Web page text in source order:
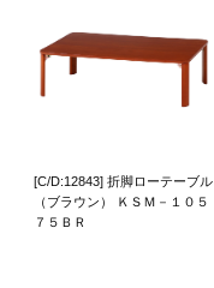
[C/D:12843] 折脚ローテーブル
（ブラウン） ＫＳＭ－１０５
７５ＢＲ